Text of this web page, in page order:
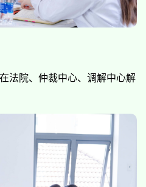
法院、仲裁中心、调解中心解